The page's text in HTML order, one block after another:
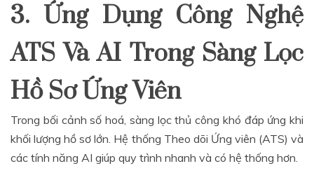
3. Ứng Dụng Công Nghệ
ATS Và AI Trong Sàng Lọc
Hồ Sơ Ứng Viên
Trong bối cảnh số hoá, sàng lọc thủ công khó đáp ứng khi
khối lượng hồ sơ lớn. Hệ thống Theo dõi Ứng viên (ATS) và
các tính năng AI giúp quy trình nhanh và có hệ thống hơn.